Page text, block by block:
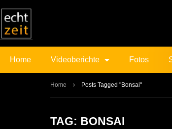
Home Videoberichte Fotos
Home Posts Tagged "Bonsai"
TAG: BONSAI